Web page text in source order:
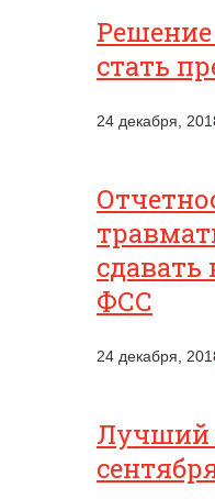
стать
24 декабря,
сдавать
ФСС
24 декабря,
Лучший